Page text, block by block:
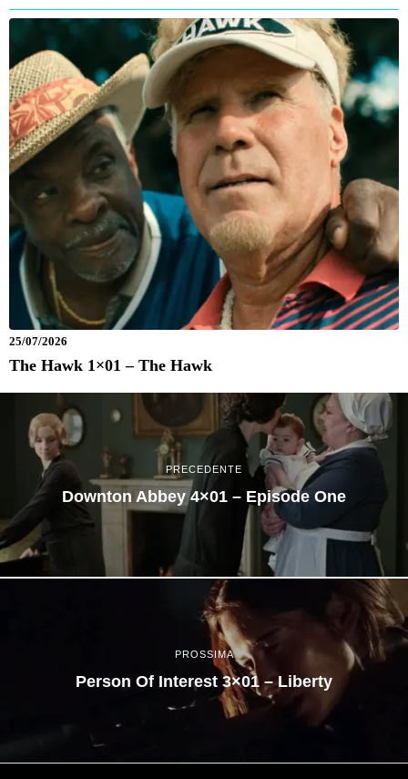
25/07/2026
The Hawk 1×01 – The Hawk
PRECEDENTE
Downton Abbey 4×01 – Episode One
PROSSIMA
Person Of Interest 3×01 – Liberty